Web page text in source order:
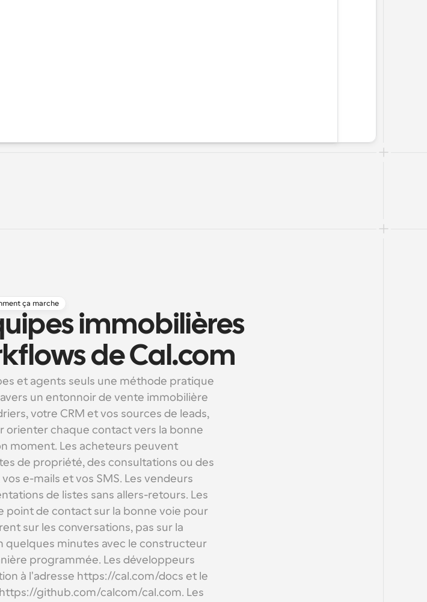
ça marche
immobilières
de Cal.com
et agents seuls une méthode pratique
un entonnoir de vente immobilière
votre CRM et vos sources de leads,
orienter chaque contact vers la bonne
moment. Les acheteurs peuvent
de propriété, des consultations ou des
e-mails et vos SMS. Les vendeurs
de listes sans allers-retours. Les
point de contact sur la bonne voie pour
sur les conversations, pas sur la
quelques minutes avec le constructeur
programmée. Les développeurs
à l'adresse https://cal.com/docs et le
github.com/calcom/cal.com. Les